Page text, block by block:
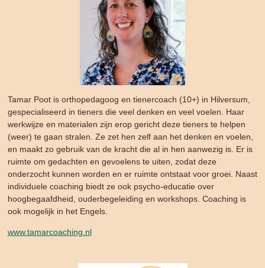
Tamar Poot is orthopedagoog en tienercoach (10+) in Hilversum,
gespecialiseerd in tieners die veel denken en veel voelen. Haar
werkwijze en materialen zijn erop gericht deze tieners te helpen
(weer) te gaan stralen. Ze zet hen zelf aan het denken en voelen,
en maakt zo gebruik van de kracht die al in hen aanwezig is. Er is
ruimte om gedachten en gevoelens te uiten, zodat deze
onderzocht kunnen worden en er ruimte ontstaat voor groei. Naast
individuele coaching biedt ze ook psycho-educatie over
hoogbegaafdheid, ouderbegeleiding en workshops. Coaching is
ook mogelijk in het Engels.
www.tamarcoaching.nl